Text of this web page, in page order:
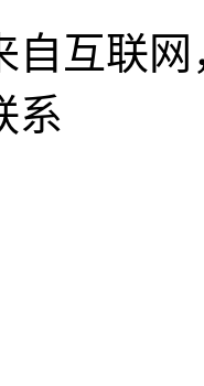
自互联
系